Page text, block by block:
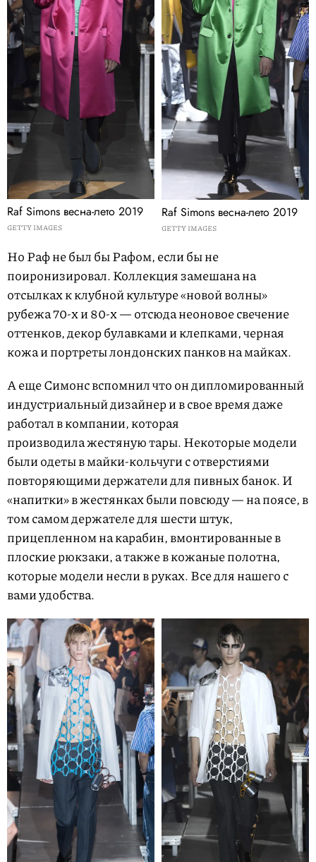
Raf Simons весна-лето 2019
GETTY IMAGES
Raf Simons весна-лето 2019
GETTY IMAGES
Но Раф не был бы Рафом, если бы не
поиронизировал. Коллекция замешана на
отсылках к клубной культуре «новой волны»
рубежа 70-х и 80-х — отсюда неоновое свечение
оттенков, декор булавками и клепками, черная
кожа и портреты лондонских панков на майках.
А еще Симонс вспомнил что он дипломированный
индустриальный дизайнер и в свое время даже
работал в компании, которая
производила жестяную тары. Некоторые модели
были одеты в майки-кольчуги с отверстиями
повторяющими держатели для пивных банок. И
«напитки» в жестянках были повсюду — на поясе, в
том самом держателе для шести штук,
прицепленном на карабин, вмонтированные в
плоские рюкзаки, а также в кожаные полотна,
которые модели несли в руках. Все для нашего с
вами удобства.